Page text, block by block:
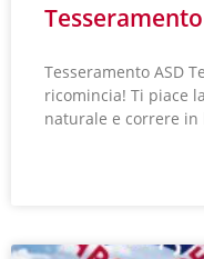
Tesseramento
Tesseramento ASD
ricomincia! Ti piace
naturale e correre